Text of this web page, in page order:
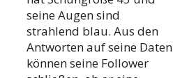
seine Augen sind
strahlend blau. Aus den
Antworten auf seine Daten
können seine Follower